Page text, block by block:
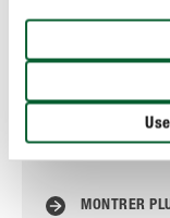
Paillage - un
MONTRER